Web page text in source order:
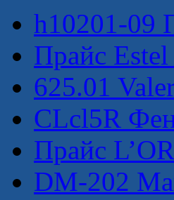
h10201-09
Прайс Estel
625.01
CLcl5R
Прайс
DM-202